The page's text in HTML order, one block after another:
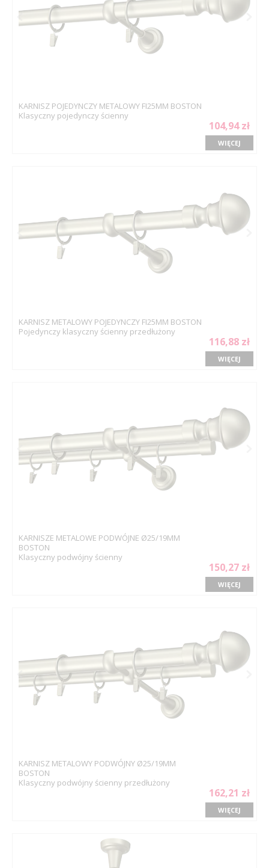
KARNISZ POJEDYNCZY METALOWY FI25MM BOSTON
Klasyczny pojedynczy ścienny
104,94 zł
WIĘCEJ
KARNISZ METALOWY POJEDYNCZY FI25MM BOSTON
Pojedynczy klasyczny ścienny przedłużony
116,88 zł
WIĘCEJ
KARNISZE METALOWE PODWÓJNE Ø25/19MM
BOSTON
Klasyczny podwójny ścienny
150,27 zł
WIĘCEJ
KARNISZ METALOWY PODWÓJNY Ø25/19MM
BOSTON
Klasyczny podwójny ścienny przedłużony
162,21 zł
WIĘCEJ